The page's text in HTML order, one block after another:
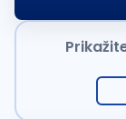
instalacija;